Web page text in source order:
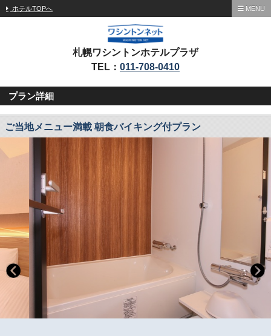
ホテルTOPへ MENU
札幌ワシントンホテルプラザ
TEL： 011-708-0410
プラン詳細
ご当地メニュー満載 朝食バイキング付プラン